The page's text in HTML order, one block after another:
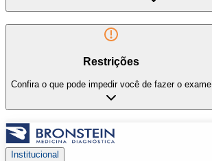
Restrições
Confira o que pode impedir você de fazer o exame
Institucional